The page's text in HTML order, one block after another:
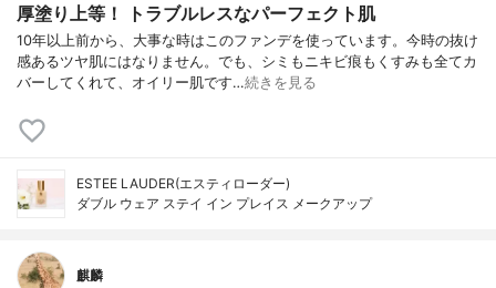
厚塗り上等！ トラブルレスなパーフェクト肌
10年以上前から、大事な時はこのファンデを使っています。今時の抜け
感あるツヤ肌にはなりません。でも、シミもニキビ痕もくすみも全てカ
バーしてくれて、オイリー肌です…続きを見る
ESTEE LAUDER(エスティローダー)
ダブル ウェア ステイ イン プレイス メークアップ
麒麟